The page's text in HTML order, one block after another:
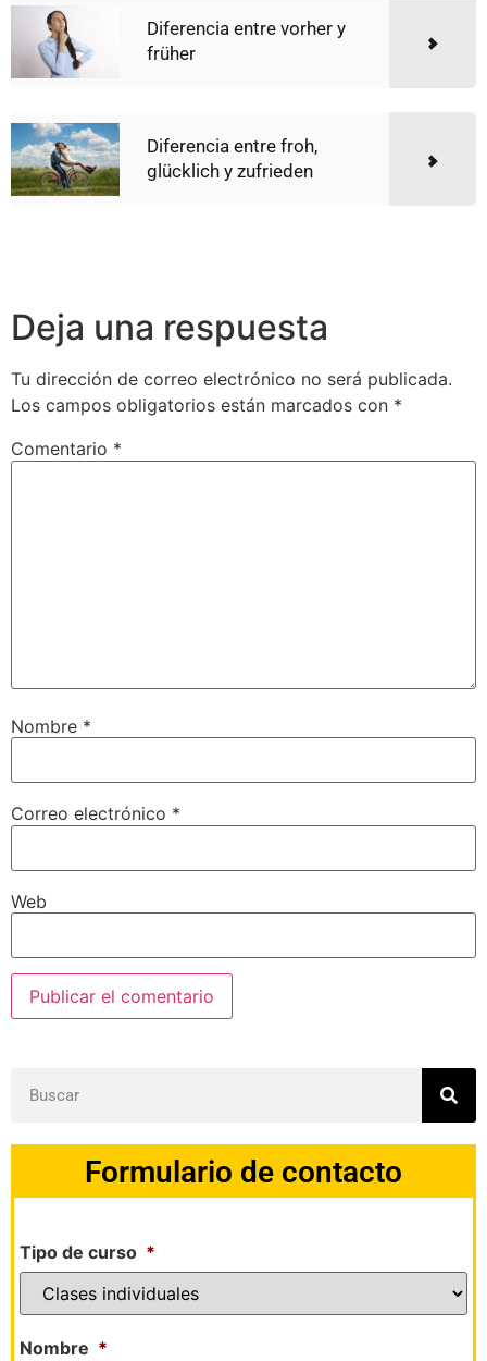
Diferencia entre vorher y
früher
Diferencia entre froh,
glücklich y zufrieden
Deja una respuesta
Tu dirección de correo electrónico no será publicada.
Los campos obligatorios están marcados con *
Comentario *
Nombre *
Correo electrónico *
Web
Formulario de contacto
Tipo de curso *
Nombre *